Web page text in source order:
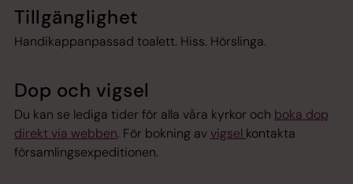
Tillgänglighet
Handikappanpassad toalett. Hiss. Hörslinga.
Dop och vigsel
Du kan se lediga tider för alla våra kyrkor och boka dop
direkt via webben. För bokning av vigsel kontakta
församlingsexpeditionen.